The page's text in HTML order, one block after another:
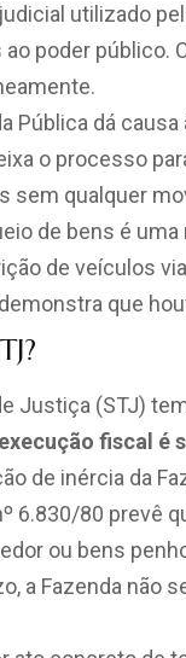
utilizado
poder público.
Pública dá
o processo
sem qualquer
de bens é
de veículos
que
Justiça (STJ)
fiscal
de inércia da
6.830/80 prevê
ou bens
a Fazenda não